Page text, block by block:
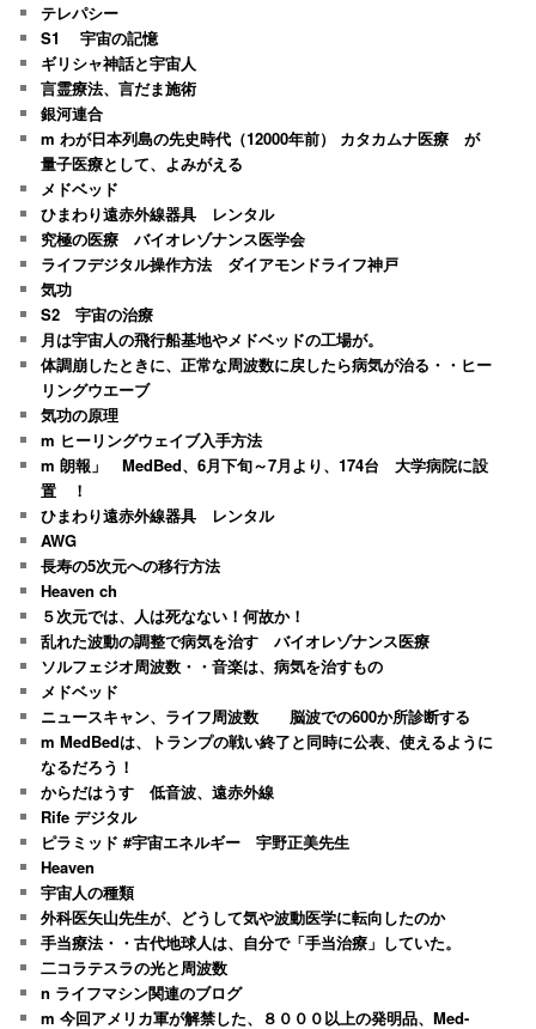
テレパシー
S1 宇宙の記憶
ギリシャ神話と宇宙人
言霊療法、言だま施術
銀河連合
m わが日本列島の先史時代（12000年前） カタカムナ医療 が
量子医療として、よみがえる
メドベッド
ひまわり遠赤外線器具 レンタル
究極の医療 バイオレゾナンス医学会
ライフデジタル操作方法 ダイアモンドライフ神戸
気功
S2 宇宙の治療
月は宇宙人の飛行船基地やメドベッドの工場が。
体調崩したときに、正常な周波数に戻したら病気が治る・・ヒー
リングウエーブ
気功の原理
m ヒーリングウェイブ入手方法
m 朗報」 MedBed、6月下旬～7月より、174台 大学病院に設
置 ！
ひまわり遠赤外線器具 レンタル
AWG
長寿の5次元への移行方法
Heaven ch
５次元では、人は死なない！何故か！
乱れた波動の調整で病気を治す バイオレゾナンス医療
ソルフェジオ周波数・・音楽は、病気を治すもの
メドベッド
ニュースキャン、ライフ周波数 脳波での600か所診断する
m MedBedは、トランプの戦い終了と同時に公表、使えるように
なるだろう！
からだはうす 低音波、遠赤外線
Rife デジタル
ピラミッド #宇宙エネルギー 宇野正美先生
Heaven
宇宙人の種類
外科医矢山先生が、どうして気や波動医学に転向したのか
手当療法・・古代地球人は、自分で「手当治療」していた。
二コラテスラの光と周波数
n ライフマシン関連のブログ
m 今回アメリカ軍が解禁した、８０００以上の発明品、Med-